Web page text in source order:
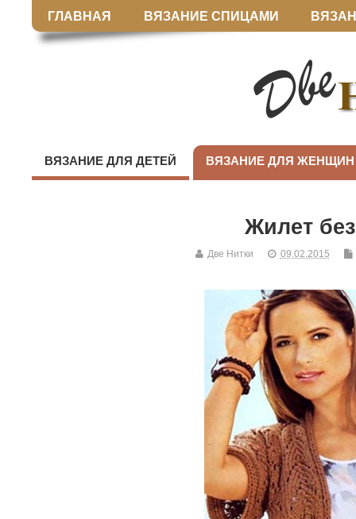
ГЛАВНАЯ ВЯЗАНИЕ СПИЦАМИ
ВЯЗАНИЕ ДЛЯ ДЕТЕЙ ВЯЗАНИЕ ДЛЯ ЖЕНЩИН
Жилет
Две Нитки 09.02.2015